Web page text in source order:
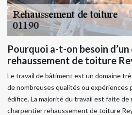
Pourquoi a-t-on besoin
rehaussement de toiture
Le travail de bâtiment est un domaine
de nombreuses qualités ou expériences
édifice. La majorité du travail est faite de
charpentier rehaussement de toiture